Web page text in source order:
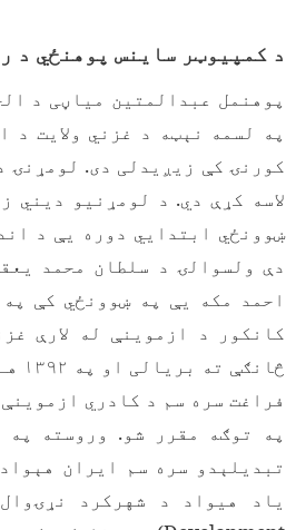
د کمپیوټر ساینس پوهنځي د
په لسمه نېټه د غزني ولایت د
کورنۍ کې زیږيدلی دی. لومړنۍ
لاسه کړې دي. د لومړنیو دیني
ښوونځي ابتدایي دوره یې د
دې ولسوالۍ د سلطان محمد
کانکور د ازموینې له لارې
فراغت سره سم د کادري
تبدیلېدو سره سم ایران
یاد هیواد د شهرکرد